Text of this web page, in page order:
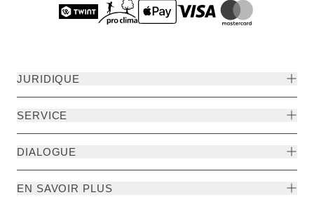
JURIDIQUE
SERVICE
DIALOGUE
EN SAVOIR PLUS